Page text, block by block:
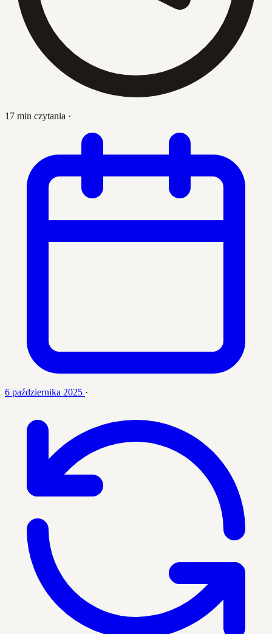
17 min czytania ·
6 października 2025 ·